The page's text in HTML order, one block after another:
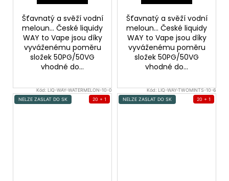
Šťavnatý a svěží vodní
meloun... České liquidy
WAY to Vape jsou díky
vyváženému poměru
složek 50PG/50VG
vhodné do...
Šťavnatý a svěží vodní
meloun... České liquidy
WAY to Vape jsou díky
vyváženému poměru
složek 50PG/50VG
vhodné do...
Kód:LIQ-WAY-WATERMELON-10-0
NELZE ZASLAT DO SK
20 + 1
Kód:LIQ-WAY-TWOMINTS-10-6
NELZE ZASLAT DO SK
20 + 1